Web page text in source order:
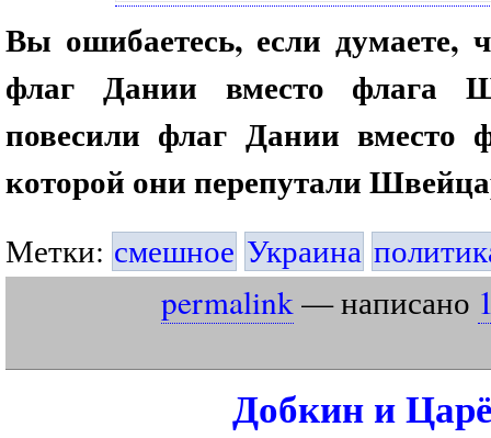
Вы ошибаетесь, если думаете,
флаг Дании вместо флага
повесили флаг Дании вместо
которой они перепутали
Метки: смешное Украина
permalink — написано
Добкин и